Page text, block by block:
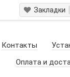
Закладки
Контакты
Оплата и